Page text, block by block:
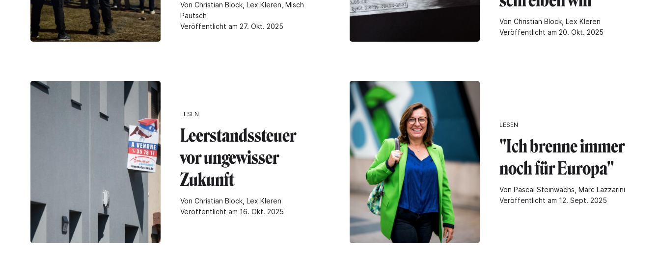
Von Christian Block, Lex Kleren, Misch
Pautsch
Veröffentlicht am 27. Okt. 2025
Von Christian Block, Lex Kleren
Veröffentlicht am 20. Okt. 2025
LESEN
Leerstandssteuer
vor ungewisser
Zukunft
Von Christian Block, Lex Kleren
Veröffentlicht am 16. Okt. 2025
LESEN
"Ich brenne immer
noch für Europa"
Von Pascal Steinwachs, Marc Lazzarini
Veröffentlicht am 12. Sept. 2025